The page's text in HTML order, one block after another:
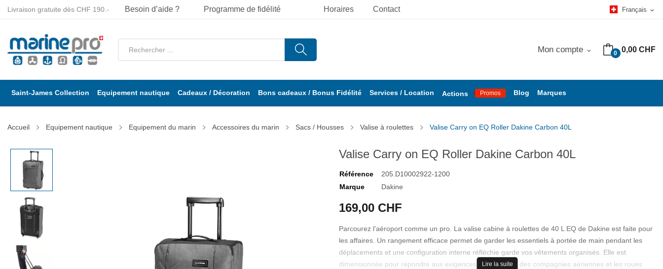
Horaires Contact Français expand_more
Livraison gratuite dès CHF 190.- Besoin d’aide ? Programme de fidélité
0 0,00 CHF
Mon compte expand_more
Saint-James Collection Equipement nautique Cadeaux / Décoration Bons cadeaux / Bonus Fidélité Services / Location Actions Promos Blog Marques
Accueil Equipement nautique Equipement du marin Accessoires du marin Sacs / Housses Valise à roulettes Valise Carry on EQ Roller Dakine Carbon 40L
Valise Carry on EQ Roller Dakine Carbon 40L
Référence
205.D10002922-1200
Marque
Dakine
169,00 CHF
Parcourez l'aéroport comme un pro. La valise cabine à roulettes de 40 L EQ de Dakine est faite pour
les affaires. Un rangement efficace permet de garder les essentiels à portée de main pendant les
déplacements et une configuration interne réfléchie garde vos vêtements organisés. Elle est
dimensionnée pour répondre aux exigences de la plupart des compagnies aériennes et les roues
Lire la suite